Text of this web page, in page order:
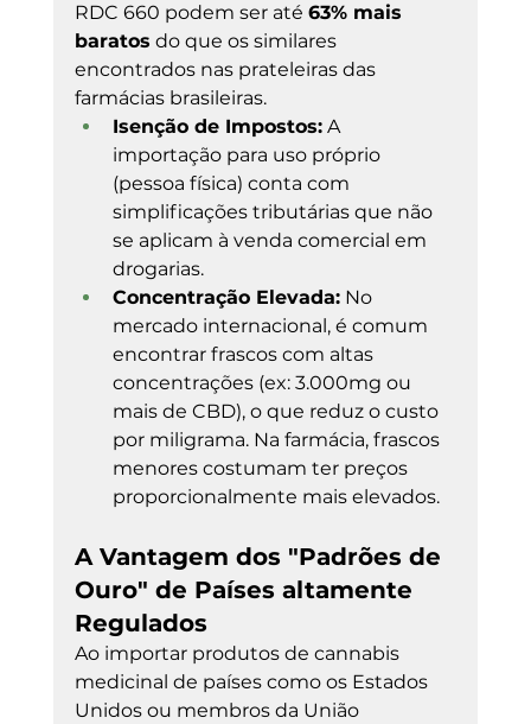
RDC 660 podem ser até 63% mais
baratos do que os similares
encontrados nas prateleiras das
farmácias brasileiras.
Isenção de Impostos: A
importação para uso próprio
(pessoa física) conta com
simplificações tributárias que não
se aplicam à venda comercial em
drogarias.
Concentração Elevada: No
mercado internacional, é comum
encontrar frascos com altas
concentrações (ex: 3.000mg ou
mais de CBD), o que reduz o custo
por miligrama. Na farmácia, frascos
menores costumam ter preços
proporcionalmente mais elevados.
A Vantagem dos "Padrões de
Ouro" de Países altamente
Regulados
Ao importar produtos de cannabis
medicinal de países como os Estados
Unidos ou membros da União